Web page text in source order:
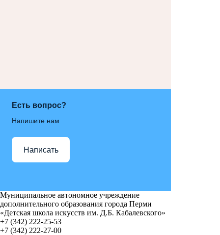
Есть вопрос?
Напишите нам
Написать
Муниципальное автономное учреждение
дополнительного образования города Перми
«Детская школа искусств им. Д.Б. Кабалевского»
+7 (342) 222-25-53
+7 (342) 222-27-00